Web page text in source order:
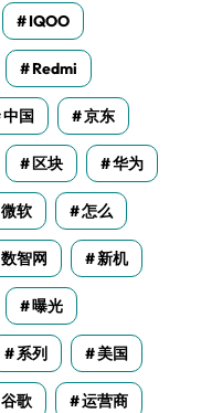
IQOO
Redmi
中国 京东
区块 华为
微软 怎么
数智网 新机
曝光
系列 美国
谷歌 运营商